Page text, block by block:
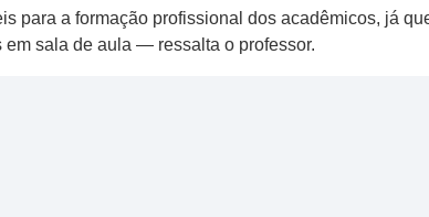
para a formação profissional dos acadêmicos, já
sala de aula — ressalta o professor.